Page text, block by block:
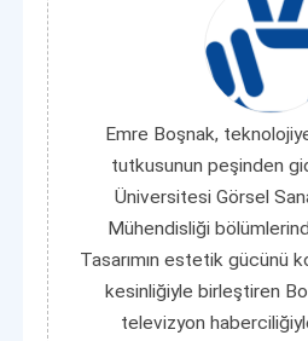
Emre Boşnak,
tutkusunun peşinden
Üniversitesi Görsel
Mühendisliği
Tasarımın estetik gücünü
kesinliğiyle birleştiren
televizyon